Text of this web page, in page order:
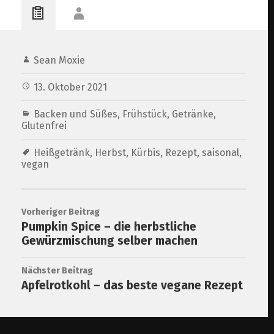
Sean Moxie
13. Oktober 2021
Backen und Süßes, Frühstück, Getränke,
Glutenfrei
Heißgetränk, Herbst, Kürbis, Rezept, saisonal,
vegan
Vorheriger Beitrag
Pumpkin Spice – die herbstliche
Gewürzmischung selber machen
Nächster Beitrag
Apfelrotkohl – das beste vegane Rezept